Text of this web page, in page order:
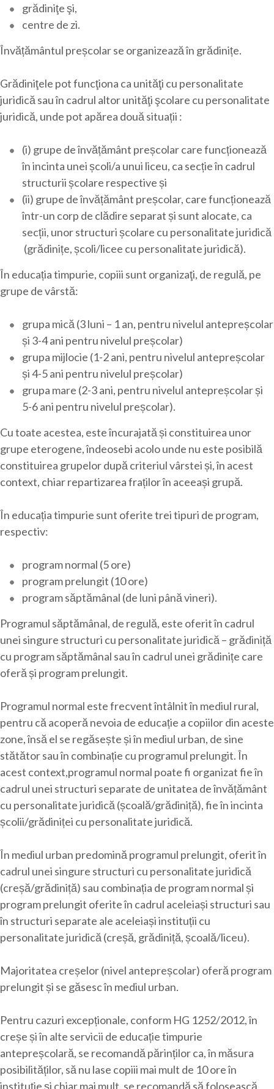
grădiniţe şi,
centre de zi.
Învățământul preșcolar se organizează în grădinițe.
Grădiniţele pot funcţiona ca unităţi cu personalitate
juridică sau în cadrul altor unităţi şcolare cu personalitate
juridică, unde pot apărea două situații :
(i) grupe de învățământ preșcolar care funcționează
în incinta unei școli/a unui liceu, ca secție în cadrul
structurii școlare respective și
(ii) grupe de învățământ preșcolar, care funcționează
într-un corp de clădire separat și sunt alocate, ca
secții, unor structuri școlare cu personalitate juridică
(grădinițe, școli/licee cu personalitate juridică).
În educația timpurie, copiii sunt organizaţi, de regulă, pe
grupe de vârstă:
grupa mică (3 luni – 1 an, pentru nivelul antepreșcolar
și 3-4 ani pentru nivelul preșcolar)
grupa mijlocie (1-2 ani, pentru nivelul antepreșcolar
și 4-5 ani pentru nivelul preșcolar)
grupa mare (2-3 ani, pentru nivelul antepreșcolar și
5-6 ani pentru nivelul preșcolar).
Cu toate acestea, este încurajată și constituirea unor
grupe eterogene, îndeosebi acolo unde nu este posibilă
constituirea grupelor după criteriul vârstei și, în acest
context, chiar repartizarea fraților în aceeași grupă.
În educația timpurie sunt oferite trei tipuri de program,
respectiv:
program normal (5 ore)
program prelungit (10 ore)
program săptămânal (de luni până vineri).
Programul săptămânal, de regulă, este oferit în cadrul
unei singure structuri cu personalitate juridică – grădiniță
cu program săptămânal sau în cadrul unei grădinițe care
oferă și program prelungit.
Programul normal este frecvent întâlnit în mediul rural,
pentru că acoperă nevoia de educație a copiilor din aceste
zone, însă el se regăsește și în mediul urban, de sine
stătător sau în combinație cu programul prelungit. În
acest context,programul normal poate fi organizat fie în
cadrul unei structuri separate de unitatea de învățământ
cu personalitate juridică (școală/grădiniță), fie în incinta
școlii/grădiniței cu personalitate juridică.
În mediul urban predomină programul prelungit, oferit în
cadrul unei singure structuri cu personalitate juridică
(creșă/grădiniță) sau combinația de program normal și
program prelungit oferite în cadrul aceleiași structuri sau
în structuri separate ale aceleiași instituții cu
personalitate juridică (creșă, grădiniță, școală/liceu).
Majoritatea creșelor (nivel antepreșcolar) oferă program
prelungit și se găsesc în mediul urban.
Pentru cazuri excepționale, conform HG 1252/2012, în
creșe și în alte servicii de educație timpurie
antepreșcolară, se recomandă părinților ca, în măsura
posibilităților, să nu lase copiii mai mult de 10 ore în
instituție și chiar mai mult, se recomandă să folosească